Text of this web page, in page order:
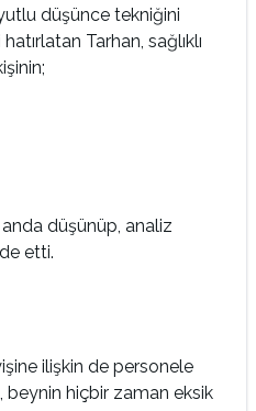
düşünce tekniğini
Tarhan, sağlıklı
düşünüp, analiz
etti.
ilişkin de personele
beynin hiçbir zaman eksik